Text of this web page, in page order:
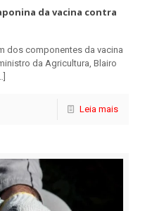
da vacina contra
dos componentes da vacina
da Agricultura, Blairo
Leia mais